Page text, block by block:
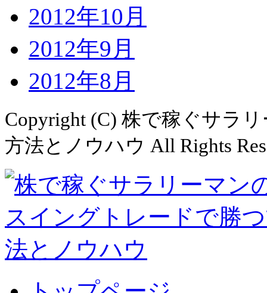
2012年10月
2012年9月
2012年8月
Copyright (C) 株で稼ぐサラ
方法とノウハウ All Rights